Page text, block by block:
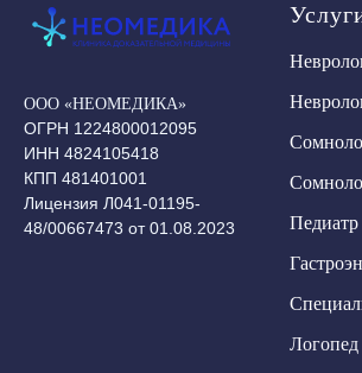
ООО «НЕОМЕДИКА»
ОГРН 1224800012095
ИНН 4824105418
КПП 481401001
Лицензия Л041-01195-
48/00667473 от 01.08.2023
Педиатр
Логопед